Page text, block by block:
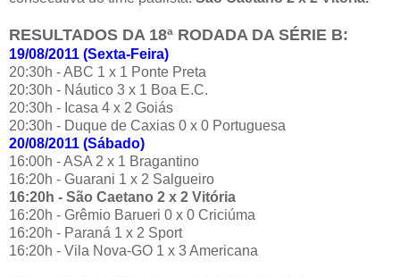
RESULTADOS DA 18ª RODADA DA SÉRIE B:
19/08/2011 (Sexta-Feira)
20:30h - ABC 1 x 1 Ponte Preta
20:30h - Náutico 3 x 1 Boa E.C.
20:30h - Icasa 4 x 2 Goiás
20:30h - Duque de Caxias 0 x 0 Portuguesa
20/08/2011 (Sábado)
16:00h - ASA 2 x 1 Bragantino
16:20h - Guarani 1 x 2 Salgueiro
16:20h - São Caetano 2 x 2 Vitória
16:20h - Grêmio Barueri 0 x 0 Criciúma
16:20h - Paraná 1 x 2 Sport
16:20h - Vila Nova-GO 1 x 3 Americana